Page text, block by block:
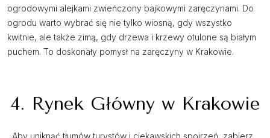
ogrodowymi alejkami zwieńczony bajkowymi zaręczynami. Do
ogrodu warto wybrać się nie tylko wiosną, gdy wszystko
kwitnie, ale także zimą, gdy drzewa i krzewy otulone są białym
puchem. To doskonały pomysł na zaręczyny w Krakowie.
4. Rynek Główny w Krakowie